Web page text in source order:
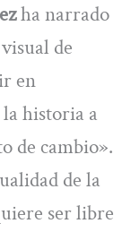
ha narrado
de
en
historia a
de cambio».
de la
ser libre